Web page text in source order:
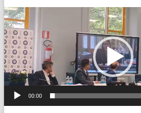
Video
Player
00:00